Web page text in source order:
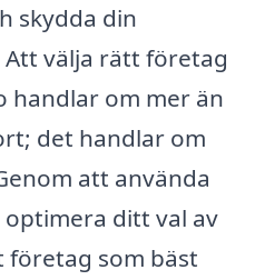
skydda din
välja rätt företag
handlar om mer än
det handlar om
att använda
ditt val av
som bäst